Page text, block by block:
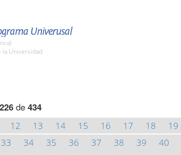
Univerusal
la Universidad
226de 434
12 13 14 15 16 17 18 19
33 34 35 36 37 38 39 40